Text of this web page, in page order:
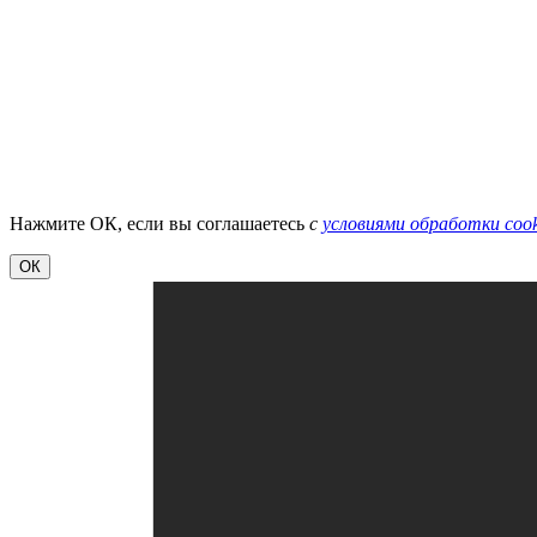
Нажмите ОК, если вы соглашаетесь с условиями обработки
ОК